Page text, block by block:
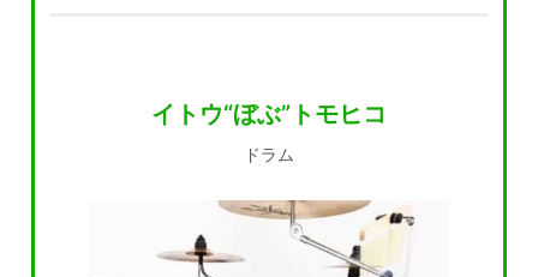
イトウ“ぼぶ”トモヒコ
ドラム